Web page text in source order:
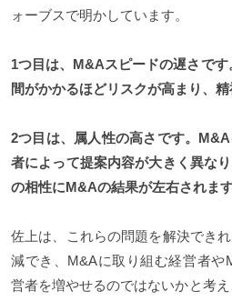
ォーブスで明かしています。
1つ目は、M&Aスピードの遅さで
間がかかるほどリスクが高まり、精
2つ目は、属人性の高さです。
者によって提案内容が大きく異な
の相性にM&Aの結果が左右されます
佐上は、これらの問題を解決でき
減でき、M&Aに取り組む経営者や
営者を増やせるのではないかと考